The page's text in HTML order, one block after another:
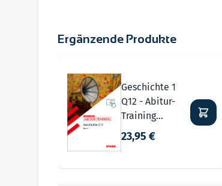
Ergänzende Produkte
Geschichte 1
Q12 - Abitur-
Training
Bayern
23,95 €